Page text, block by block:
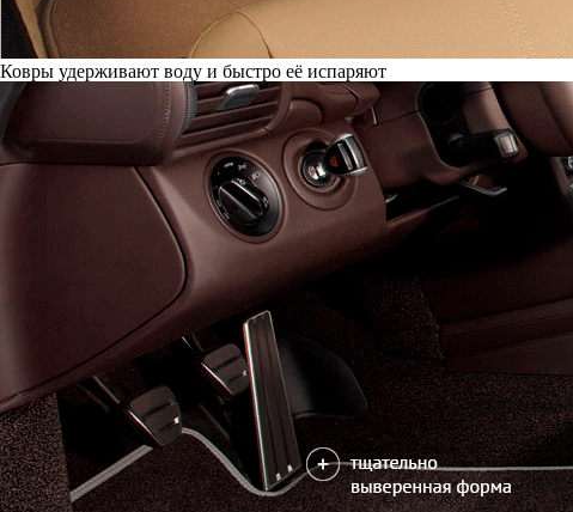
Ковры удерживают воду и быстро её испаряют